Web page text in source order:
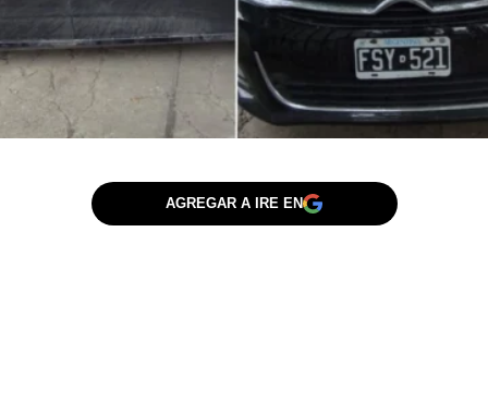
AGREGAR A IRE EN